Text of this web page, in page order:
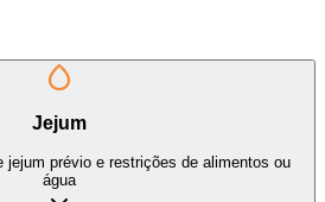
Jejum
jejum prévio e restrições de alimentos ou
água